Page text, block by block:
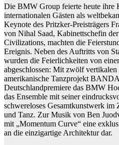
Die BMW Group feierte heute ihre
internationalen Gästen als
Keynote des Pritzker-Preisträgers
von Nihal Saad, Kabinettschefin
Civilizations, machten die
Ereignis. Neben des Auftritts von
wurden die Feierlichkeiten von
abgeschlossen: Mit zwölf
amerikanische Tanzprojekt
Deutschlandpremiere das BMW
das Ensemble mit seiner
schwereloses Gesamtkunstwerk im
und Tanz. Zur Musik von Ben
mit „Momentum Curve“ eine
an die einzigartige Architektur dar.